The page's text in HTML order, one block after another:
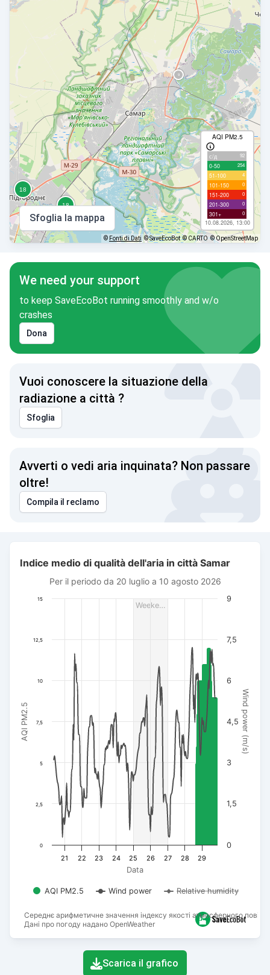
AQI PM2.5
с/д 92
0-50 254
51-100 4
101-150 0
151-200 0
201-300 0
301+ 0
10.08.2026, 13:00
Sfoglia la mappa
© Fonti di Dati © SaveEcoBot © CARTO © OpenStreetMap
We need your support
to keep SaveEcoBot running smoothly and w/o
crashes
Dona
Vuoi conoscere la situazione della
radiazione a città ?
Sfoglia
Avverti o vedi aria inquinata? Non passare
oltre!
Compila il reclamo
Combination chart with 3 data series.
Per il periodo da 20 luglio a 10 agosto 2026
The chart has 1 X axis displaying Data. Data ranges from
The chart has 3 Y axes displaying AQI PM2.5, Wind power
Середнє арифметичне значення індексу якості атмосферного
Дані про погоду надано OpenWeather
Weeke…
Data
AQI PM2.5 Wind power (m/s)
Indice medio di qualità dell'aria in città Samar
Per il periodo da 20 luglio a 10 agosto 2026
AQI PM2.5 Wind power Relative humidity
21 22 23 24 25 26 27 28 29
0
2,5
5
7,5
10
12,5
15
0
1,5
3
4,5
6
7,5
9
End of interactive chart.
Scarica il grafico